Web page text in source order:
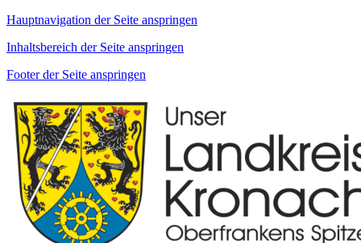
Hauptnavigation der Seite anspringen
Inhaltsbereich der Seite anspringen
Footer der Seite anspringen